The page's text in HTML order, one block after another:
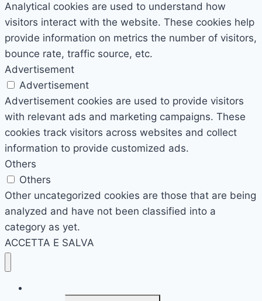
Analytical cookies are used to understand how
visitors interact with the website. These cookies help
provide information on metrics the number of visitors,
bounce rate, traffic source, etc.
Advertisement
Advertisement
Advertisement cookies are used to provide visitors
with relevant ads and marketing campaigns. These
cookies track visitors across websites and collect
information to provide customized ads.
Others
Others
Other uncategorized cookies are those that are being
analyzed and have not been classified into a
category as yet.
ACCETTA E SALVA